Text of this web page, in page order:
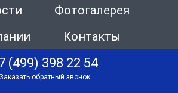
Фотогалерея
Контакты
(499) 398 22 54
Заказать обратный звонок